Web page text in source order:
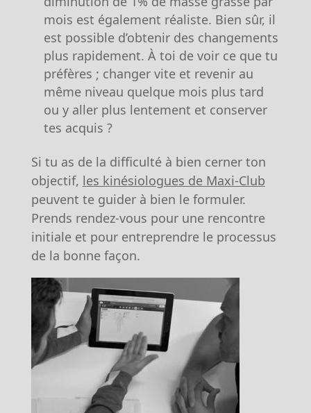
mois est également réaliste. Bien sûr, il
est possible d’obtenir des changements
plus rapidement. À toi de voir ce que tu
préfères ; changer vite et revenir au
même niveau quelque mois plus tard
ou y aller plus lentement et conserver
tes acquis ?
Si tu as de la difficulté à bien cerner ton
objectif, les kinésiologues de Maxi-Club
peuvent te guider à bien le formuler.
Prends rendez-vous pour une rencontre
initiale et pour entreprendre le processus
de la bonne façon.